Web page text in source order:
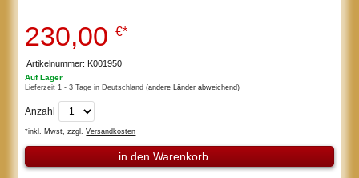
230,00 €*
Artikelnummer: K001950
Auf Lager
Lieferzeit 1 - 3 Tage in Deutschland (andere Länder abweichend)
Anzahl
*inkl. Mwst, zzgl.Versandkosten
in den Warenkorb